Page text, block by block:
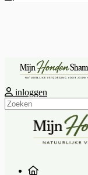
inloggen